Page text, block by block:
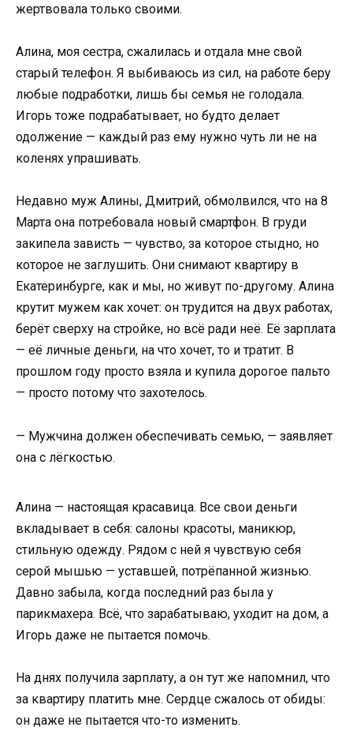
жертвовала только своими.
Алина, моя сестра, сжалилась и отдала мне свой
старый телефон. Я выбиваюсь из сил, на работе беру
любые подработки, лишь бы семья не голодала.
Игорь тоже подрабатывает, но будто делает
одолжение — каждый раз ему нужно чуть ли не на
коленях упрашивать.
Недавно муж Алины, Дмитрий, обмолвился, что на 8
Марта она потребовала новый смартфон. В груди
закипела зависть — чувство, за которое стыдно, но
которое не заглушить. Они снимают квартиру в
Екатеринбурге, как и мы, но живут по-другому. Алина
крутит мужем как хочет: он трудится на двух работах,
берёт сверху на стройке, но всё ради неё. Её зарплата
— её личные деньги, на что хочет, то и тратит. В
прошлом году просто взяла и купила дорогое пальто
— просто потому что захотелось.
— Мужчина должен обеспечивать семью, — заявляет
она с лёгкостью.
Алина — настоящая красавица. Все свои деньги
вкладывает в себя: салоны красоты, маникюр,
стильную одежду. Рядом с ней я чувствую себя
серой мышью — уставшей, потрёпанной жизнью.
Давно забыла, когда последний раз была у
парикмахера. Всё, что зарабатываю, уходит на дом, а
Игорь даже не пытается помочь.
На днях получила зарплату, а он тут же напомнил, что
за квартиру платить мне. Сердце сжалось от обиды:
он даже не пытается что-то изменить.